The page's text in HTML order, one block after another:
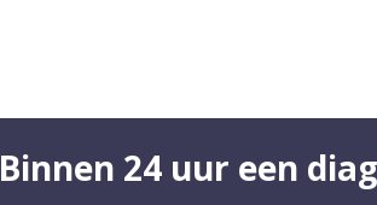
Binnen 24 uur een